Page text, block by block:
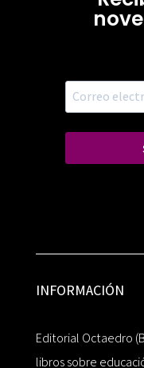
INFORMACIÓN
Editorial Octaedro
libros sobre